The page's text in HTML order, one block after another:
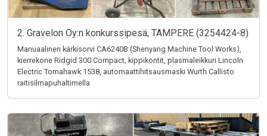
2. Gravelon Oy:n konkurssipesä, TAMPERE (3254424-8)
Manuaalinen kärkisorvi CA6240B (Shenyang Machine Tool Works),
kierrekone Ridgid 300 Compact, kippikontit, plasmaleikkuri Lincoln
Electric Tomahawk 1538, automaattihitsausmaski Wurth Callisto
raitisilmapuhaltimella